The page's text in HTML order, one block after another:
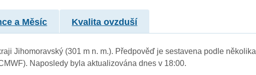
a Měsíc Kvalita ovzduší
Jihomoravský (301 m n. m.). Předpověď je sestavena podle několika
Naposledy byla aktualizována dnes v 18:00.